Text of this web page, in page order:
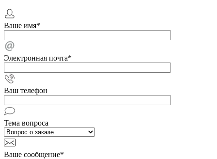
Ваше имя*
Электронная почта*
Ваш телефон
Тема вопроса
Ваше сообщение*